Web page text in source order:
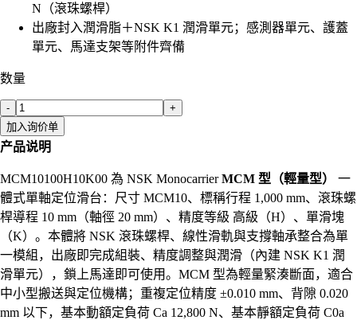
N（滾珠螺桿）
出廠封入潤滑脂＋NSK K1 潤滑單元；感測器單元、護蓋
單元、馬達支架等附件齊備
数量
-
+
加入询价单
产品说明
MCM10100H10K00 為 NSK MonocarrierMCM 型（輕量型）
一
體式單軸定位滑台：尺寸 MCM10、標稱行程 1,000 mm、滾珠螺
桿導程 10 mm（軸徑 20 mm）、精度等級 高級（H）、單滑塊
（K）。本體將 NSK 滾珠螺桿、線性滑軌與支撐軸承整合為單
一模組，出廠即完成組裝、精度調整與潤滑（內建 NSK K1 潤
滑單元），鎖上馬達即可使用。MCM 型為輕量緊湊斷面，適合
中小型搬送與定位機構；重複定位精度 ±0.010 mm、背隙 0.020
mm 以下，基本動額定負荷 Ca 12,800 N、基本靜額定負荷 C0a